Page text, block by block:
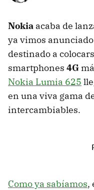
Nokia acaba de
ya vimos
destinado a
smartphones 4G
Nokia Lumia 625
en una viva gama
intercambiables.
Como ya sabíamos,